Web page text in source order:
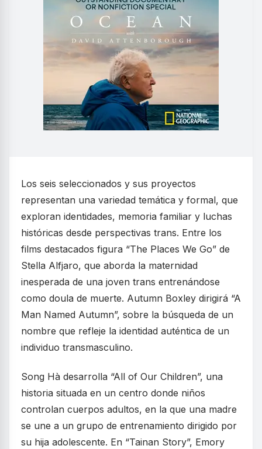
Los seis seleccionados y sus proyectos
representan una variedad temática y formal, que
exploran identidades, memoria familiar y luchas
históricas desde perspectivas trans. Entre los
films destacados figura “The Places We Go” de
Stella Alfjaro, que aborda la maternidad
inesperada de una joven trans entrenándose
como doula de muerte. Autumn Boxley dirigirá “A
Man Named Autumn”, sobre la búsqueda de un
nombre que refleje la identidad auténtica de un
individuo transmasculino.
Song Hà desarrolla “All of Our Children”, una
historia situada en un centro donde niños
controlan cuerpos adultos, en la que una madre
se une a un grupo de entrenamiento dirigido por
su hija adolescente. En “Tainan Story”, Emory